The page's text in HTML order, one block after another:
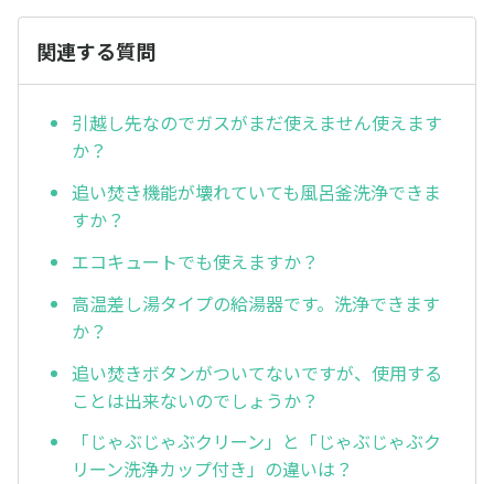
関連する質問
引越し先なのでガスがまだ使えません使えます
か？
追い焚き機能が壊れていても風呂釜洗浄できま
すか？
エコキュートでも使えますか？
高温差し湯タイプの給湯器です。洗浄できます
か？
追い焚きボタンがついてないですが、使用する
ことは出来ないのでしょうか？
「じゃぶじゃぶクリーン」と「じゃぶじゃぶク
リーン洗浄カップ付き」の違いは？